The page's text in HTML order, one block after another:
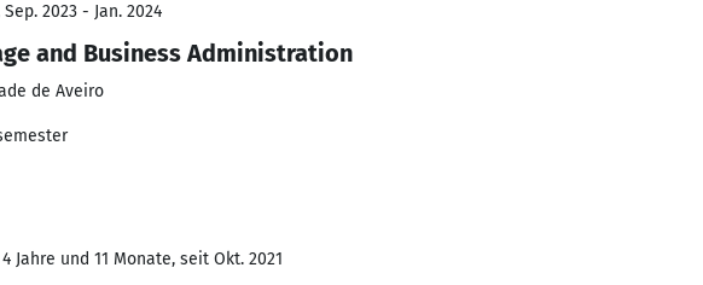
2023 - Jan. 2024
and Business Administration
de Aveiro
4 Jahre und 11 Monate, seit Okt. 2021